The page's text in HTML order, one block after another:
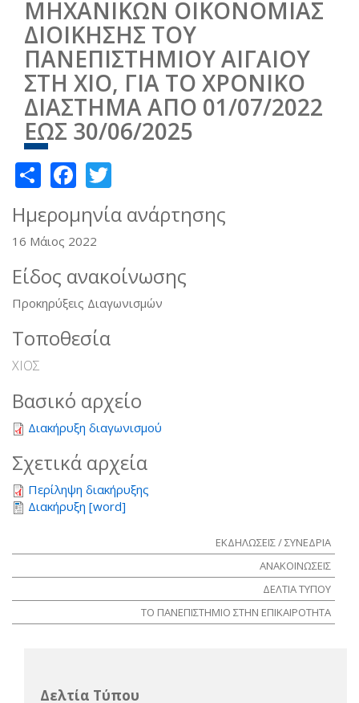
ΜΗΧΑΝΙΚΩΝ ΟΙΚΟΝΟΜΙΑΣ
ΔΙΟΙΚΗΣΗΣ ΤΟΥ
ΠΑΝΕΠΙΣΤΗΜΙΟΥ ΑΙΓΑΙΟΥ
ΣΤΗ ΧΙΟ, ΓΙΑ ΤΟ ΧΡΟΝΙΚΟ
ΔΙΑΣΤΗΜΑ ΑΠΟ 01/07/2022
ΕΩΣ 30/06/2025
ShareFacebook
Ημερομηνία ανάρτησης
16 Μάιος 2022
Είδος ανακοίνωσης
Προκηρύξεις Διαγωνισμών
Τοποθεσία
ΧΙΟΣ
Βασικό αρχείο
Διακήρυξη διαγωνισμού
Σχετικά αρχεία
Περίληψη διακήρυξης
Διακήρυξη [word]
ΕΚΔΗΛΩΣΕΙΣ / ΣΥΝΕΔΡΙΑ
ΑΝΑΚΟΙΝΩΣΕΙΣ
ΔΕΛΤΙΑ ΤΥΠΟΥ
ΤΟ ΠΑΝΕΠΙΣΤΗΜΙΟ ΣΤΗΝ ΕΠΙΚΑΙΡΟΤΗΤΑ
Δελτία Τύπου